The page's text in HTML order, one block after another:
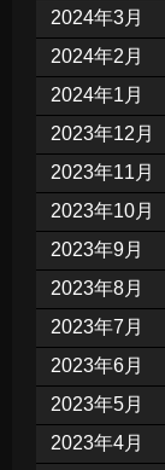
2024年3月
2024年2月
2024年1月
2023年12月
2023年11月
2023年10月
2023年9月
2023年8月
2023年7月
2023年6月
2023年5月
2023年4月